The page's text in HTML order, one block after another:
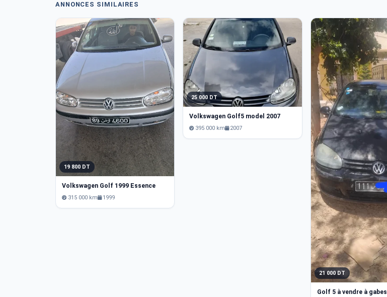
ANNONCES SIMILAIRES
19 800 DT
Volkswagen Golf 1999 Essence
315 000 km 1999
25 000 DT
Volkswagen Golf5 model 2007
395 000 km 2007
21 000 DT
Golf 5 à vendre à gabes